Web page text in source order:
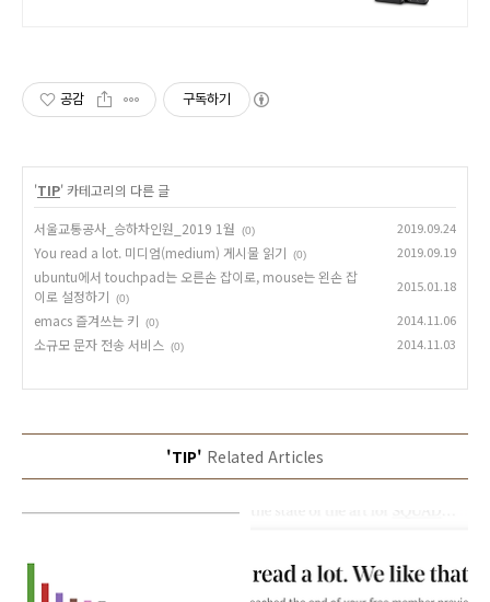
공감 구독하기
'TIP' 카테고리의 다른 글
서울교통공사_승하차인원_2019 1월 (0) 2019.09.24
You read a lot. 미디엄(medium) 게시물 읽기 (0) 2019.09.19
ubuntu에서 touchpad는 오른손 잡이로, mouse는 왼손 잡
이로 설정하기
(0)
2015.01.18
emacs 즐겨쓰는 키 (0) 2014.11.06
소규모 문자 전송 서비스 (0) 2014.11.03
'TIP' Related Articles